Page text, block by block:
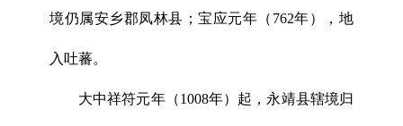
境仍属安乡郡凤林县；宝应元年（762年），地
入吐蕃。
大中祥符元年（1008年）起，永靖县辖境归